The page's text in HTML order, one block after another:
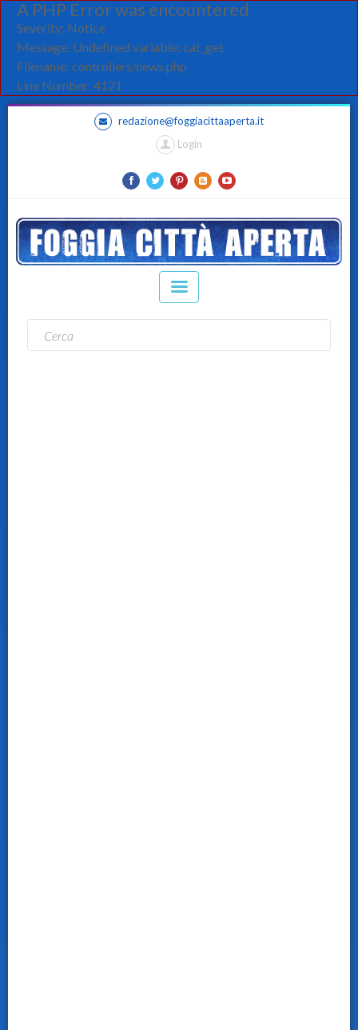
A PHP Error was encountered
Severity: Notice
Message: Undefined variable: cat_get
Filename: controllers/news.php
Line Number: 4121
redazione@foggiacittaaperta.it
Login